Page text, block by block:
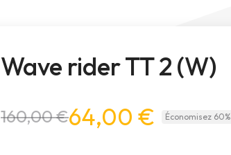
Wave rider TT 2 (W)
160,00 €64,00 € Économisez 60%